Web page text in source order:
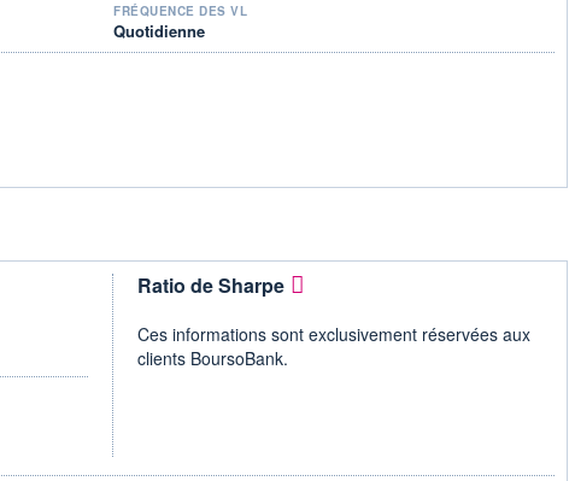
FRÉQUENCE DES VL
Quotidienne
Ratio de Sharpe
Ces informations sont exclusivement réservées aux
clients BoursoBank.